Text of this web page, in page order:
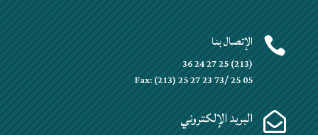
 الإتصال بنا
(213) 25 27 24 36
Fax: (213) 25 27 23 73/ 25 05
 البريد الإلكتروني